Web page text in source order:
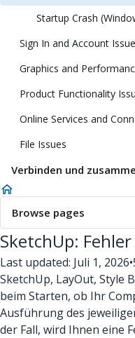
Startup Crash
Sign In and Account
Graphics and
Product Functionality
Online Services and
File Issues
Verbinden und
Browse pages
SketchUp:
Last updated: Juli 1, 2026•
SketchUp, LayOut, Style
beim Starten, ob Ihr
Ausführung des
der Fall, wird Ihnen eine